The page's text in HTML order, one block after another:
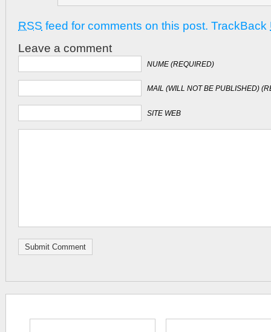
RSS feed for comments on this post. TrackBack
Leave a comment
NUME (REQUIRED)
MAIL (WILL NOT BE PUBLISHED)
SITE WEB